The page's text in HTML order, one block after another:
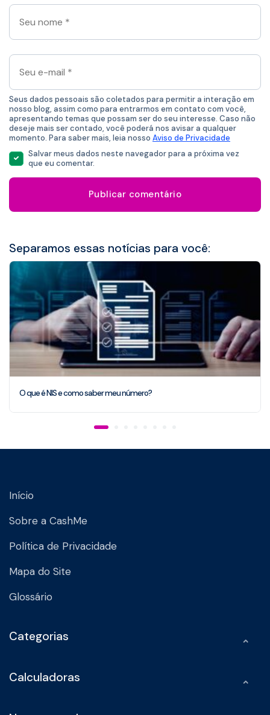
Seu
nome
*
Seu
e-
mail
*
Seus dados pessoais são coletados para permitir a interação em
nosso blog, assim como para entrarmos em contato com você,
apresentando temas que possam ser do seu interesse. Caso não
deseje mais ser contado, você poderá nos avisar a qualquer
momento. Para saber mais, leia nosso Aviso de Privacidade
Salvar meus dados neste navegador para a próxima vez
que eu comentar.
Separamos essas notícias para você:
O que é NIS e como saber meu número?
Início
Sobre a CashMe
Política de Privacidade
Mapa do Site
Glossário
Categorias
Calculadoras